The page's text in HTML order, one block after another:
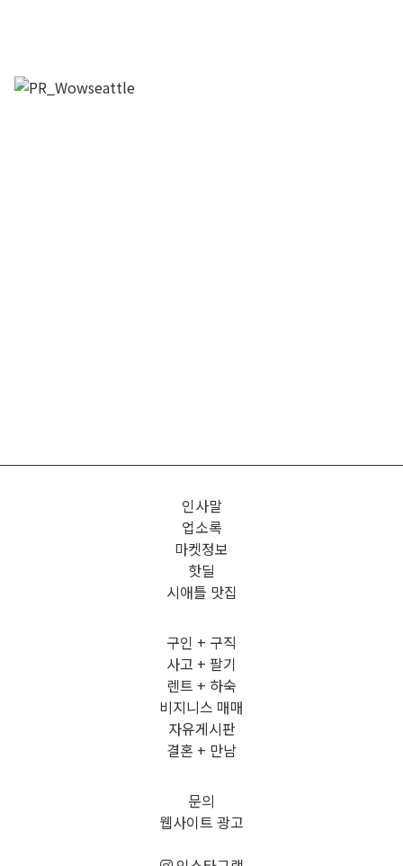
인사말
업소록
마켓정보
핫딜
시애틀 맛집
구인 + 구직
사고 + 팔기
렌트 + 하숙
비지니스 매매
자유게시판
결혼 + 만남
문의
웹사이트 광고